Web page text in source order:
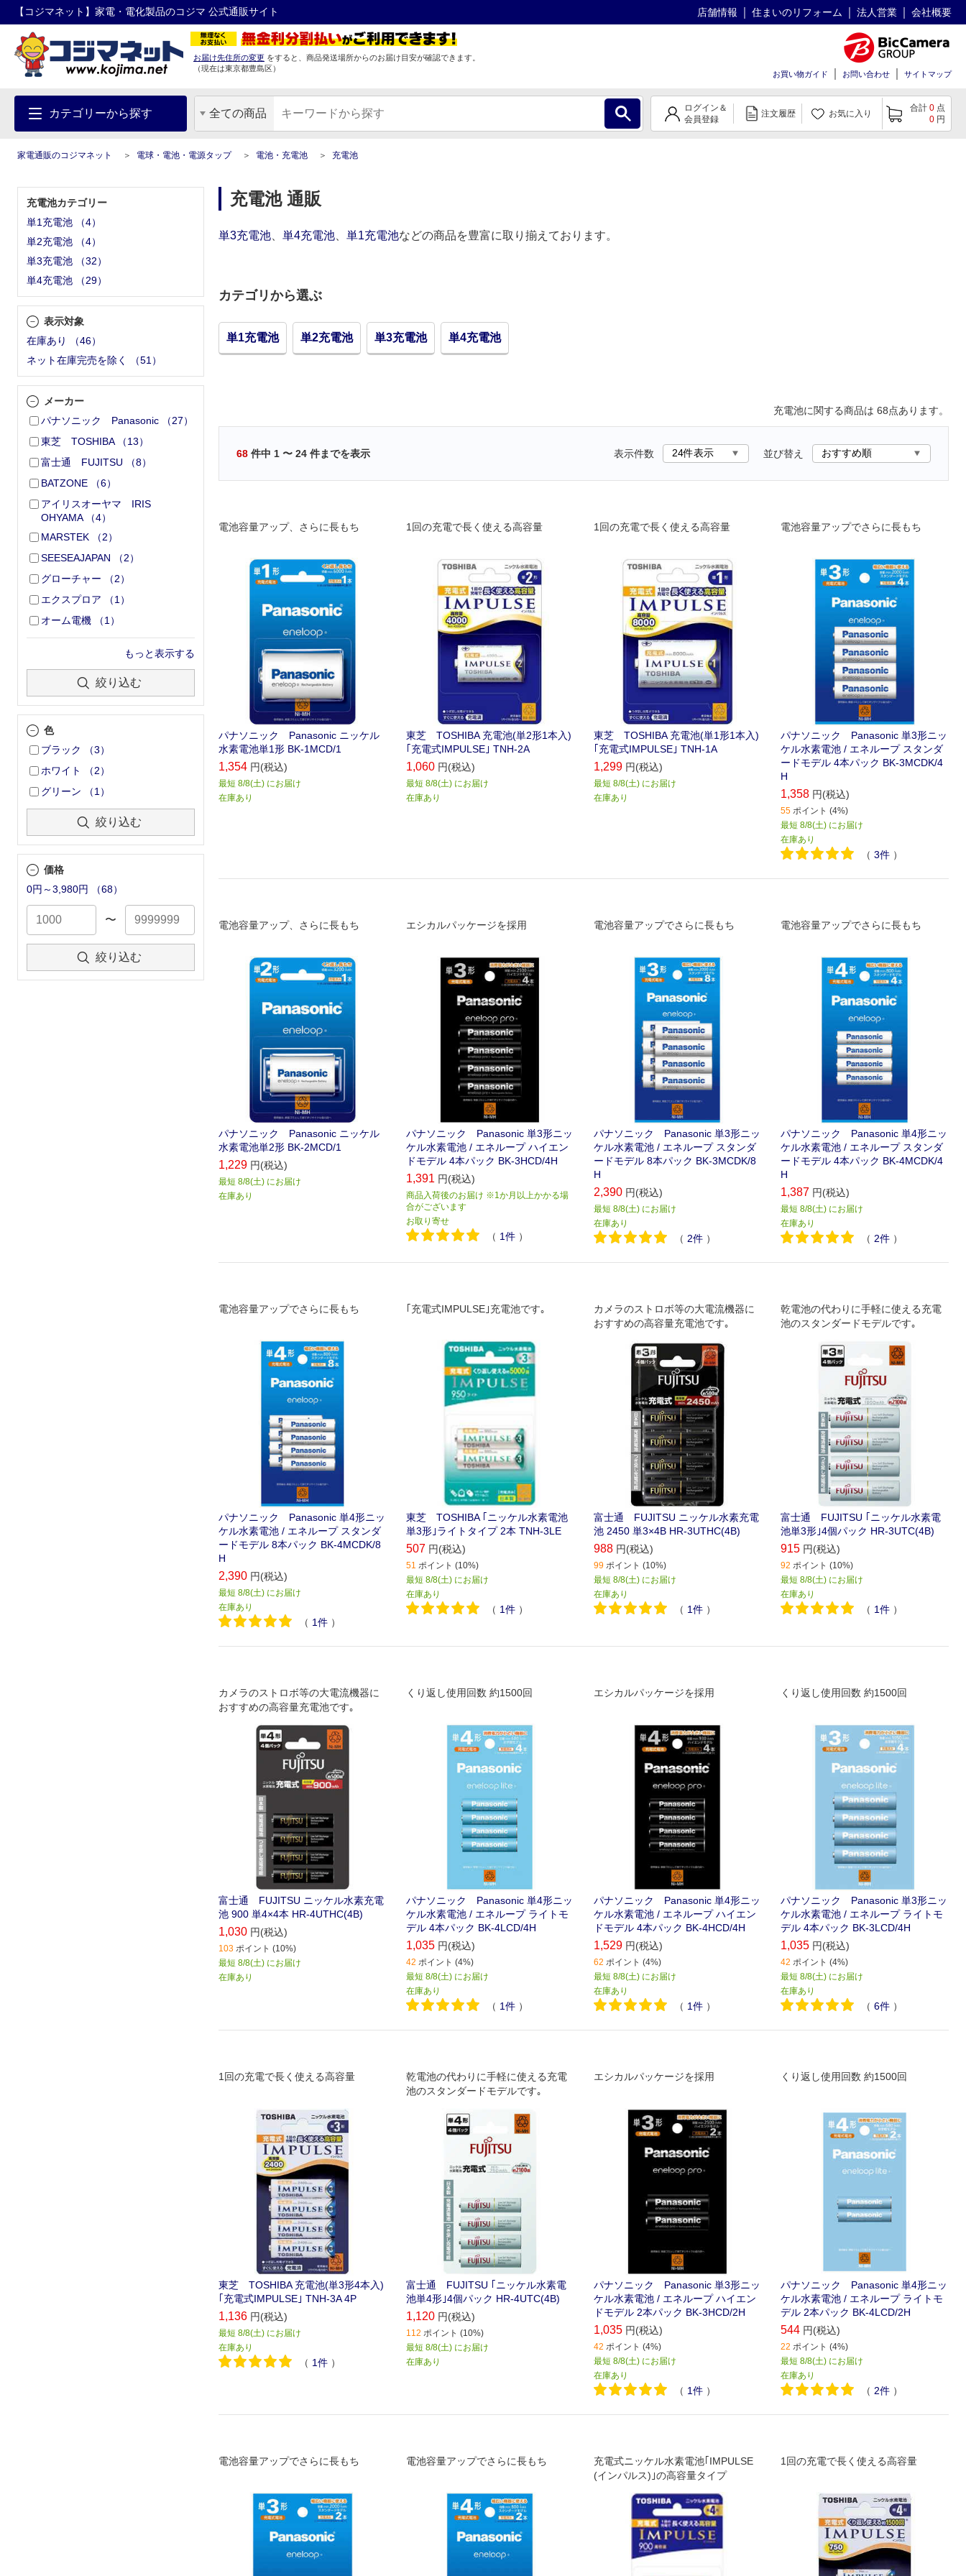
【コジマネット】家電・電化製品のコジマ 公式通販サイト 店舗情報 住まいのリフォーム 法人営業 会社概要
お届け先住所の変更 をすると、商品発送場所からのお届け目安が確認できます。
（現在は東京都豊島区）
お買い物ガイド お問い合わせ サイトマップ
カテゴリーから探す 全ての商品
ログイン＆
会員登録
注文履歴 お気に入り
合計 0 点
0 円
家電通販のコジマネット 電球・電池・電源タップ 電池・充電池 充電池
充電池カテゴリー
単1充電池
（4）
単2充電池
（4）
単3充電池
（32）
単4充電池
（29）
表示対象
在庫あり
（46）
ネット在庫完売を除く
（51 ）
メーカー
パナソニック Panasonic
（27）
東芝 TOSHIBA
（13）
富士通 FUJITSU
（8）
BATZONE
（6）
アイリスオーヤマ IRIS
OHYAMA
（4）
MARSTEK
（2）
SEESEAJAPAN
（2）
グローチャー
（2）
エクスプロア
（1 ）
オーム電機
（1 ）
もっと表示する
絞り込む
色
ブラック
（3）
ホワイト
（2）
グリーン
（1 ）
絞り込む
価格
0円～3,980円
（68）
〜
絞り込む
充電池 通販
単3充電池 単4充電池 単1充電池などの商品を豊富に取り揃えております。
カテゴリから選ぶ
単1充電池 単2充電池 単3充電池 単4充電池
充電池に関する商品は 68点あります。
68 件中 1 〜 24 件までを表示 表示件数 並び替え
電池容量アップ、さらに長もち
パナソニック Panasonic ニッケル
水素電池単1形 BK-1MCD/1
1,354 円(税込)
最短 8/8(土) にお届け
在庫あり
1回の充電で長く使える高容量
東芝 TOSHIBA 充電池(単2形1本入)
｢充電式IMPULSE｣ TNH-2A
1,060 円(税込)
最短 8/8(土) にお届け
在庫あり
1回の充電で長く使える高容量
東芝 TOSHIBA 充電池(単1形1本入)
｢充電式IMPULSE｣ TNH-1A
1,299 円(税込)
最短 8/8(土) にお届け
在庫あり
電池容量アップでさらに長もち
パナソニック Panasonic 単3形ニッ
ケル水素電池 / エネループ スタンダ
ードモデル 4本パック BK-3MCDK/4
H
1,358 円(税込)
55 ポイント (4%)
最短 8/8(土) にお届け
在庫あり
（ 3件 ）
電池容量アップ、さらに長もち
パナソニック Panasonic ニッケル
水素電池単2形 BK-2MCD/1
1,229 円(税込)
最短 8/8(土) にお届け
在庫あり
エシカルパッケージを採用
パナソニック Panasonic 単3形ニッ
ケル水素電池 / エネループ ハイエン
ドモデル 4本パック BK-3HCD/4H
1,391 円(税込)
商品入荷後のお届け ※1か月以上かかる場
合がございます
お取り寄せ
（ 1件 ）
電池容量アップでさらに長もち
パナソニック Panasonic 単3形ニッ
ケル水素電池 / エネループ スタンダ
ードモデル 8本パック BK-3MCDK/8
H
2,390 円(税込)
最短 8/8(土) にお届け
在庫あり
（ 2件 ）
電池容量アップでさらに長もち
パナソニック Panasonic 単4形ニッ
ケル水素電池 / エネループ スタンダ
ードモデル 4本パック BK-4MCDK/4
H
1,387 円(税込)
最短 8/8(土) にお届け
在庫あり
（ 2件 ）
電池容量アップでさらに長もち
パナソニック Panasonic 単4形ニッ
ケル水素電池 / エネループ スタンダ
ードモデル 8本パック BK-4MCDK/8
H
2,390 円(税込)
最短 8/8(土) にお届け
在庫あり
（ 1件 ）
｢充電式IMPULSE｣充電池です｡
東芝 TOSHIBA ｢ニッケル水素電池
単3形｣ライトタイプ 2本 TNH-3LE
507 円(税込)
51 ポイント (10%)
最短 8/8(土) にお届け
在庫あり
（ 1件 ）
カメラのストロボ等の大電流機器に
おすすめの高容量充電池です｡
富士通 FUJITSU ニッケル水素充電
池 2450 単3×4B HR-3UTHC(4B)
988 円(税込)
99 ポイント (10%)
最短 8/8(土) にお届け
在庫あり
（ 1件 ）
乾電池の代わりに手軽に使える充電
池のスタンダードモデルです｡
富士通 FUJITSU ｢ニッケル水素電
池単3形｣4個パック HR-3UTC(4B)
915 円(税込)
92 ポイント (10%)
最短 8/8(土) にお届け
在庫あり
（ 1件 ）
カメラのストロボ等の大電流機器に
おすすめの高容量充電池です｡
富士通 FUJITSU ニッケル水素充電
池 900 単4×4本 HR-4UTHC(4B)
1,030 円(税込)
103 ポイント (10%)
最短 8/8(土) にお届け
在庫あり
くり返し使用回数 約1500回
パナソニック Panasonic 単4形ニッ
ケル水素電池 / エネループ ライトモ
デル 4本パック BK-4LCD/4H
1,035 円(税込)
42 ポイント (4%)
最短 8/8(土) にお届け
在庫あり
（ 1件 ）
エシカルパッケージを採用
パナソニック Panasonic 単4形ニッ
ケル水素電池 / エネループ ハイエン
ドモデル 4本パック BK-4HCD/4H
1,529 円(税込)
62 ポイント (4%)
最短 8/8(土) にお届け
在庫あり
（ 1件 ）
くり返し使用回数 約1500回
パナソニック Panasonic 単3形ニッ
ケル水素電池 / エネループ ライトモ
デル 4本パック BK-3LCD/4H
1,035 円(税込)
42 ポイント (4%)
最短 8/8(土) にお届け
在庫あり
（ 6件 ）
1回の充電で長く使える高容量
東芝 TOSHIBA 充電池(単3形4本入)
｢充電式IMPULSE｣ TNH-3A 4P
1,136 円(税込)
最短 8/8(土) にお届け
在庫あり
（ 1件 ）
乾電池の代わりに手軽に使える充電
池のスタンダードモデルです｡
富士通 FUJITSU ｢ニッケル水素電
池単4形｣4個パック HR-4UTC(4B)
1,120 円(税込)
112 ポイント (10%)
最短 8/8(土) にお届け
在庫あり
エシカルパッケージを採用
パナソニック Panasonic 単3形ニッ
ケル水素電池 / エネループ ハイエン
ドモデル 2本パック BK-3HCD/2H
1,035 円(税込)
42 ポイント (4%)
最短 8/8(土) にお届け
在庫あり
（ 1件 ）
くり返し使用回数 約1500回
パナソニック Panasonic 単4形ニッ
ケル水素電池 / エネループ ライトモ
デル 2本パック BK-4LCD/2H
544 円(税込)
22 ポイント (4%)
最短 8/8(土) にお届け
在庫あり
（ 2件 ）
電池容量アップでさらに長もち 電池容量アップでさらに長もち
充電式ニッケル水素電池｢IMPULSE
(インパルス)｣の高容量タイプ
1回の充電で長く使える高容量